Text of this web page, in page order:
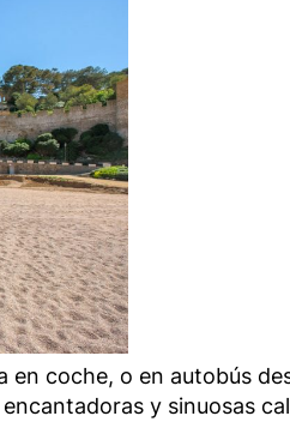
en coche, o en autobús
encantadoras y sinuosas